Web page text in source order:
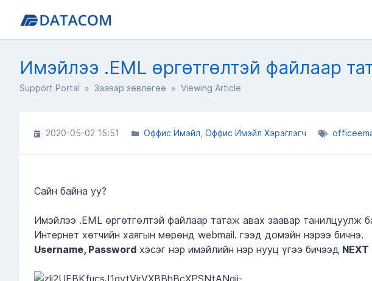
Имэйлээ .EML өргөтгөлтэй файлаар
Support Portal » Заавар зөвлөгөө » Viewing Article
2020-05-02 15:51 Оффис Имэйл Оффис Имэйл Хэрэглэгч
Сайн байна уу?
Имэйлээ .EML өргөтгөлтэй файлаар татаж авах заавар танилцуулж
Интернет хөтчийн хаягын мөрөнд webmail. гээд домэйн нэрээ бичнэ.
Username, Password хэсэг нэр имэйлийн нэр нууц үгээ бичээд NEXT